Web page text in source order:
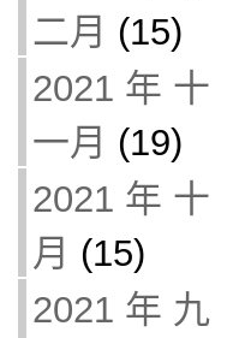
二月 (15)
2021 年 十
一月 (19)
2021 年 十
月 (15)
2021 年 九